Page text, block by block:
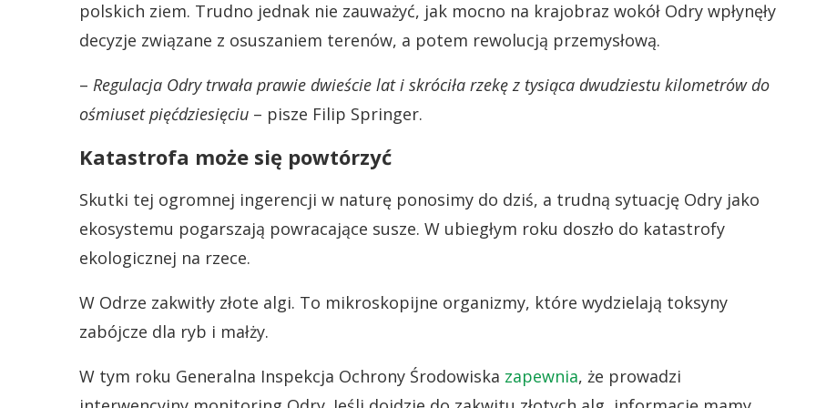
polskich ziem. Trudno jednak nie zauważyć, jak mocno na krajobraz wokół Odry wpłynęły
decyzje związane z osuszaniem terenów, a potem rewolucją przemysłową.
– Regulacja Odry trwała prawie dwieście lat i skróciła rzekę z tysiąca dwudziestu kilometrów do
ośmiuset pięćdziesięciu – pisze Filip Springer.
Katastrofa może się powtórzyć
Skutki tej ogromnej ingerencji w naturę ponosimy do dziś, a trudną sytuację Odry jako
ekosystemu pogarszają powracające susze. W ubiegłym roku doszło do katastrofy
ekologicznej na rzece.
W Odrze zakwitły złote algi. To mikroskopijne organizmy, które wydzielają toksyny
zabójcze dla ryb i małży.
W tym roku Generalna Inspekcja Ochrony Środowiska zapewnia, że prowadzi